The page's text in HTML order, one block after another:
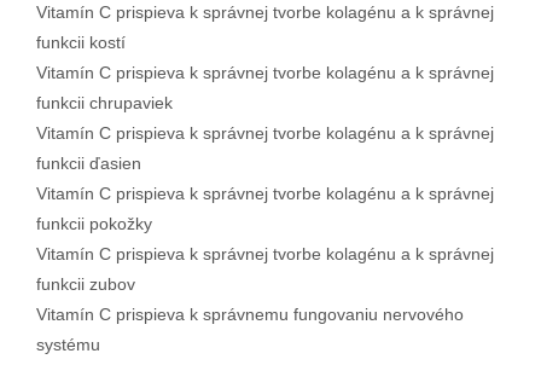
Vitamín C prispieva k správnej tvorbe kolagénu a k správnej
funkcii kostí
Vitamín C prispieva k správnej tvorbe kolagénu a k správnej
funkcii chrupaviek
Vitamín C prispieva k správnej tvorbe kolagénu a k správnej
funkcii ďasien
Vitamín C prispieva k správnej tvorbe kolagénu a k správnej
funkcii pokožky
Vitamín C prispieva k správnej tvorbe kolagénu a k správnej
funkcii zubov
Vitamín C prispieva k správnemu fungovaniu nervového
systému